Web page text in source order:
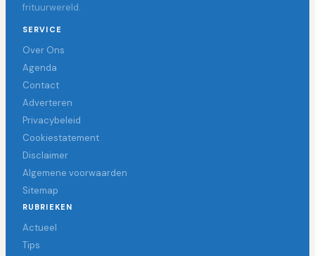
frituurwereld.
SERVICE
Over Ons
Agenda
Contact
Adverteren
Privacybeleid
Cookiestatement
Disclaimer
Algemene voorwaarden
Sitemap
RUBRIEKEN
Actueel
Tips